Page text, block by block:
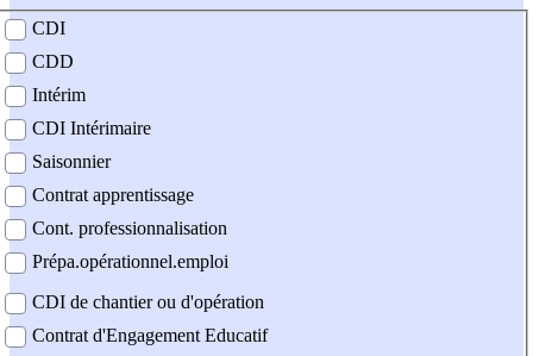
contrat
CDI
CDD
Intérim
CDI Intérimaire
Saisonnier
Contrat apprentissage
Cont. professionnalisation
Prépa.opérationnel.emploi
CDI de chantier ou d'opération
Contrat d'Engagement Educatif